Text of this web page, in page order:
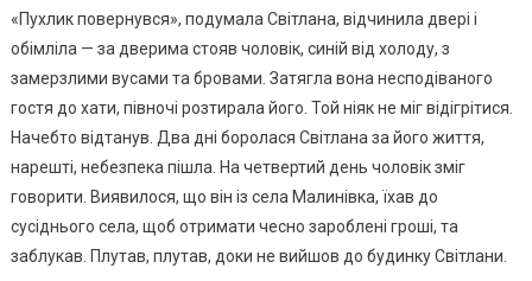
«Пухлик повернувся», подумала Світлана, відчинила двері і
обімліла — за дверима стояв чоловік, синій від холоду, з
замерзлими вусами та бровами. Затягла вона несподіваного
гостя до хати, півночі розтирала його. Той ніяк не міг відігрітися.
Начебто відтанув. Два дні боролася Світлана за його життя,
нарешті, небезпека пішла. На четвертий день чоловік зміг
говорити. Виявилося, що він із села Малинівка, їхав до
сусіднього села, щоб отримати чесно зароблені гроші, та
заблукав. Плутав, плутав, доки не вийшов до будинку Світлани.